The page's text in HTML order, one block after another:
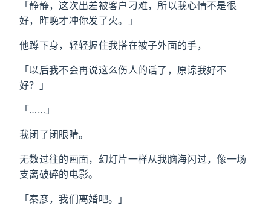
「静静，这次出差被客户刁难，所以我心情不是很
好，昨晚才冲你发了火。」
他蹲下身，轻轻握住我搭在被子外面的手，
「以后我不会再说这么伤人的话了，原谅我好不
好？」
「……」
我闭了闭眼睛。
无数过往的画面，幻灯片一样从我脑海闪过，像一场
支离破碎的电影。
「秦彦，我们离婚吧。」